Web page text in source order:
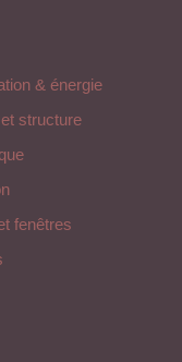
& énergie
structure
fenêtres